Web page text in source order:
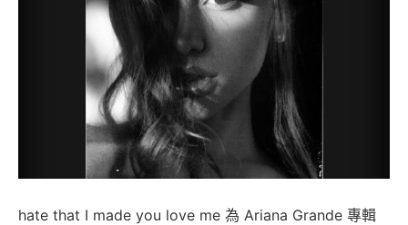
hate that I made you love me 為 Ariana Grande 專輯